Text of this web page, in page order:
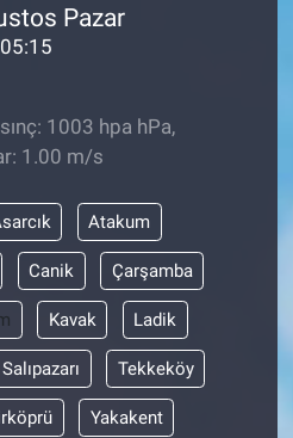
Pazar
05:15
1003 hpa hPa,
1.00 m/s
Atakum
Canik Çarşamba
Kavak Ladik
Salıpazarı Tekkeköy
Yakakent